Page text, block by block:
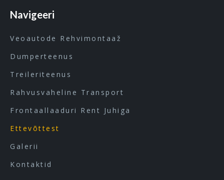
Navigeeri
Veoautode Rehvimontaaž
Dumperteenus
Treileriteenus
Rahvusvaheline Transport
Frontaallaaduri Rent Juhiga
Ettevõttest
Galerii
Kontaktid